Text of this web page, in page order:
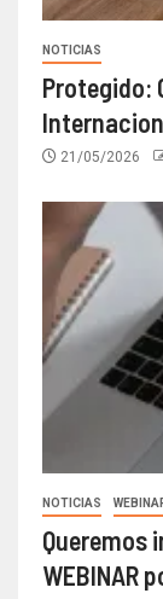
NOTICIAS
Protegido:
21/05/2026
NOTICIAS
Queremos
WEBINAR